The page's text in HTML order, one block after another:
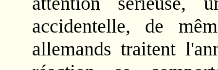
accidentelle, de
allemands traitent